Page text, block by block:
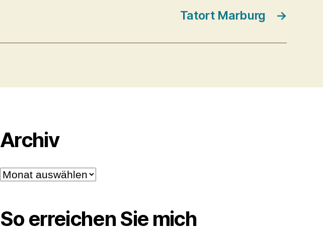
→
Tatort Marburg
Archiv
Archiv
So erreichen Sie mich